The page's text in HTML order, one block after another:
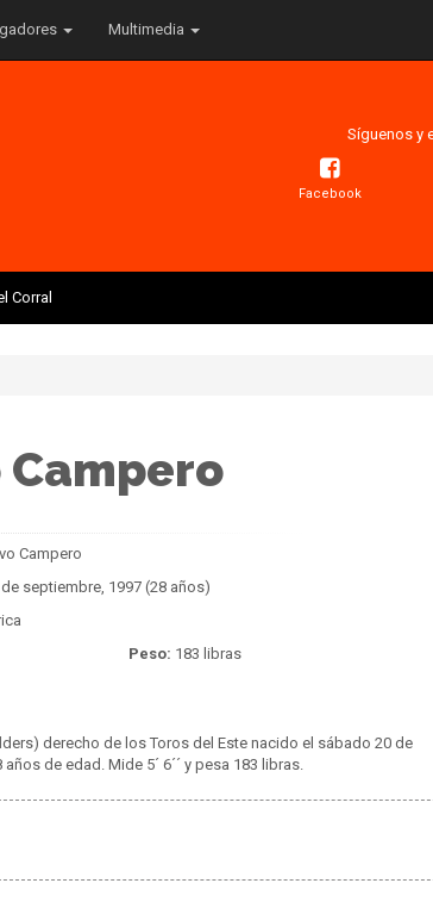
Multimedia
Síguenos y
Facebook
Corral
Campero
Campero
septiembre, 1997 (28 años)
Peso: 183 libras
derecho de los Toros del Este nacido el sábado 20 de
de edad. Mide 5´ 6´´ y pesa 183 libras.